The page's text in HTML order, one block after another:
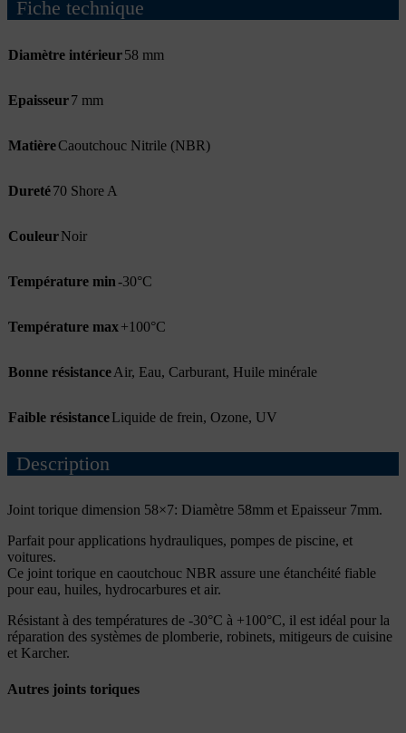
Fiche technique
Diamètre intérieur58 mm
Epaisseur7 mm
MatièreCaoutchouc Nitrile (NBR)
Dureté70 Shore A
CouleurNoir
Température min-30°C
Température max+100°C
Bonne résistanceAir, Eau, Carburant, Huile minérale
Faible résistanceLiquide de frein, Ozone, UV
Description
Joint torique dimension 58×7: Diamètre 58mm et Epaisseur 7mm.
Parfait pour applications hydrauliques, pompes de piscine, et
voitures.
Ce joint torique en caoutchouc NBR assure une étanchéité fiable
pour eau, huiles, hydrocarbures et air.
Résistant à des températures de -30°C à +100°C, il est idéal pour la
réparation des systèmes de plomberie, robinets, mitigeurs de cuisine
et Karcher.
Autres joints toriques